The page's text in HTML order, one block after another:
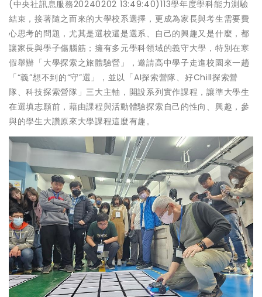
(中央社訊息服務20240202 13:49:40)113學年度學科能力測驗
結束，接著隨之而來的大學校系選擇，更成為家長與考生需要費
心思考的問題，尤其是選校還是選系、自己的興趣又是什麼，都
讓家長與學子傷腦筋；擁有多元學科領域的義守大學，特別在寒
假舉辦「大學探索之旅體驗營」，邀請高中學子走進校園來一趟
「“義”想不到的“守”選」，並以「AI探索營隊、好Chill探索營
隊、科技探索營隊」三大主軸，開設系列實作課程，讓準大學生
在選填志願前，藉由課程與活動體驗探索自己的性向、興趣，參
與的學生大讚原來大學課程這麼有趣。